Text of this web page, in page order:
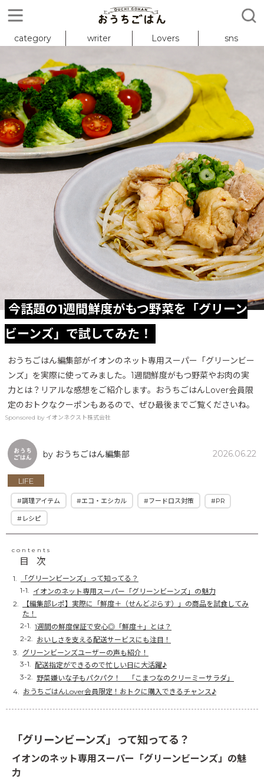
category writer Lovers sns
今話題の1週間鮮度がもつ野菜を「グリーン
ビーンズ」で試してみた！
おうちごはん編集部がイオンのネット専用スーパー「グリーンビー
ンズ」を実際に使ってみました。1週間鮮度がもつ野菜やお肉の実
力とは？リアルな感想をご紹介します。おうちごはんLover会員限
定のおトクなクーポンもあるので、ぜひ最後までご覧くださいね。
Sponsored by イオンネクスト株式会社
by おうちごはん編集部 2026.06.22
LIFE
#調理アイテム #エコ・エシカル #フードロス対策 #PR
#レシピ
contents
目次
「グリーンビーンズ」って知ってる？
イオンのネット専用スーパー「グリーンビーンズ」の魅力
【編集部レポ】実際に「鮮度＋（せんどぷらす）」の商品を試食してみ
た！
1週間の鮮度保証で安心◎「鮮度＋」とは？
おいしさを支える配送サービスにも注目！
グリーンビーンズユーザーの声も紹介！
配送指定ができるので忙しい日に大活躍♪
野菜嫌いな子もパクパク！ 「こまつなのクリーミーサラダ」
おうちごはんLover会員限定！おトクに購入できるチャンス♪
「グリーンビーンズ」って知ってる？
イオンのネット専用スーパー「グリーンビーンズ」の魅
力